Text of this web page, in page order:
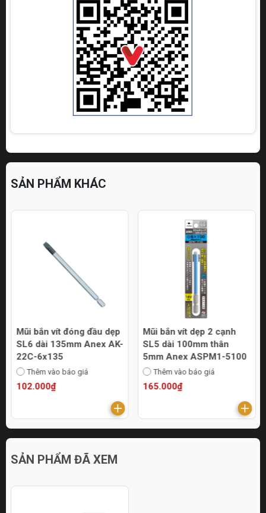
SẢN PHẨM KHÁC
Mũi bắn vít đóng đầu dẹp
SL6 dài 135mm Anex AK-
22C-6x135
Thêm vào báo giá
102.000₫
Mũi bắn vít dẹp 2 cạnh
SL5 dài 100mm thân
5mm Anex ASPM1-5100
Thêm vào báo giá
165.000₫
SẢN PHẨM ĐÃ XEM